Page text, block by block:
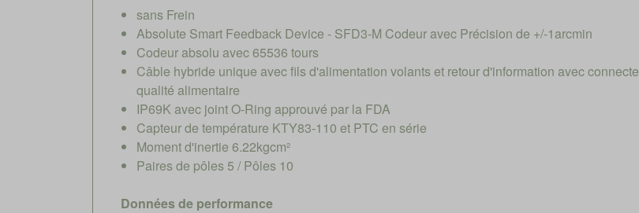
sans Frein
Absolute Smart Feedback Device - SFD3-M Codeur avec Précision de +/-1arcmin
Codeur absolu avec 65536 tours
Câble hybride unique avec fils d'alimentation volants et retour d'information avec
qualité alimentaire
IP69K avec joint O-Ring approuvé par la FDA
Capteur de température KTY83-110 et PTC en série
Moment d'inertie 6.22kgcm²
Paires de pôles 5 / Pôles 10
Données de performance